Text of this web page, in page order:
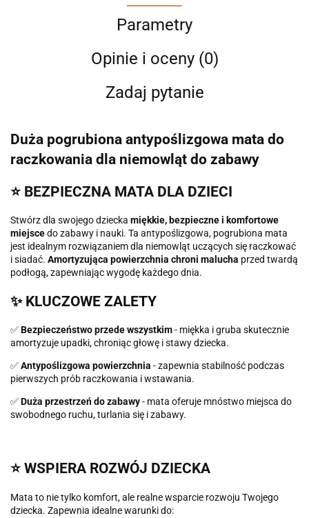
Parametry
Opinie i oceny (0)
Zadaj pytanie
Duża pogrubiona antypoślizgowa mata do
raczkowania dla niemowląt do zabawy
⭐️ BEZPIECZNA MATA DLA DZIECI
Stwórz dla swojego dziecka miękkie, bezpieczne i komfortowe
miejscedo zabawy i nauki. Ta antypoślizgowa, pogrubiona mata
jest idealnym rozwiązaniem dla niemowląt uczących się raczkować
i siadać. Amortyzująca powierzchnia chroni malucha przed twardą
podłogą, zapewniając wygodę każdego dnia.
✨ KLUCZOWE ZALETY
✅Bezpieczeństwo przede wszystkim- miękka i gruba skutecznie
amortyzuje upadki, chroniąc głowę i stawy dziecka.
✅Antypoślizgowa powierzchnia - zapewnia stabilność podczas
pierwszych prób raczkowania i wstawania.
✅Duża przestrzeń do zabawy- mata oferuje mnóstwo miejsca do
swobodnego ruchu, turlania się i zabawy.
⭐️ WSPIERA ROZWÓJ DZIECKA
Mata to nie tylko komfort, ale realne wsparcie rozwoju Twojego
dziecka. Zapewnia idealne warunki do: